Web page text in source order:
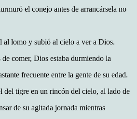
el conejo antes de arrancársela no
al lomo y subió al cielo a ver a Dios.
comer, Dios estaba durmiendo la
frecuente entre la gente de su edad.
del tigre en un rincón del cielo, al lado de
de su agitada jornada mientras